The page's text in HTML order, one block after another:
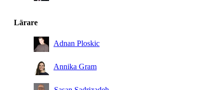
Lärare
Adnan Ploskic
Annika Gram